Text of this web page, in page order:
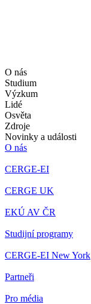
O nás
Studium
Výzkum
Lidé
Osvěta
Zdroje
Novinky a události
O nás
CERGE-EI
CERGE UK
EKÚ AV ČR
Studijní programy
CERGE-EI New York
Partneři
Pro média